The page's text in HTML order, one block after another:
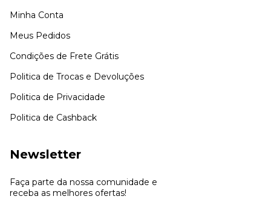
Minha Conta
Meus Pedidos
Condições de Frete Grátis
Politica de Trocas e Devoluções
Politica de Privacidade
Politica de Cashback
Newsletter
Faça parte da nossa comunidade e
receba as melhores ofertas!